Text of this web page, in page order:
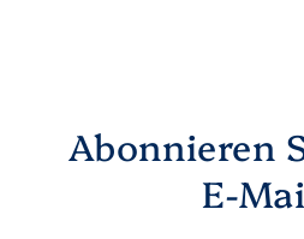
Abonnieren
E-